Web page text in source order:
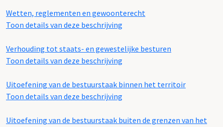
Wetten, reglementen en gewoonterecht
Toon details van deze beschrijving
Verhouding tot staats- en gewestelijke besturen
Toon details van deze beschrijving
Uitoefening van de bestuurstaak binnen het territoir
Toon details van deze beschrijving
Uitoefening van de bestuurstaak buiten de grenzen van het